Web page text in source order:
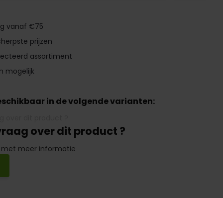
vanaf €75
prijzen
assortiment
mogelijk
in de volgende varianten:
over dit product ?
met meer informatie